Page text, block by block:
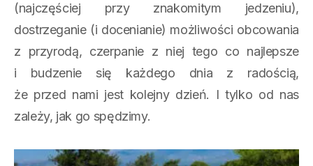
(najczęściej przy znakomitym jedzeniu),
dostrzeganie (i docenianie) możliwości obcowania
z przyrodą, czerpanie z niej tego co najlepsze
i budzenie się każdego dnia z radością,
że przed nami jest kolejny dzień. I tylko od nas
zależy, jak go spędzimy.